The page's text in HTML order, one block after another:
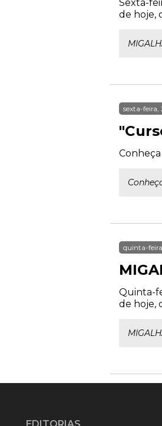
Sexta-
de hoje,
sexta-feira,
quinta-
Quinta-
de hoje,